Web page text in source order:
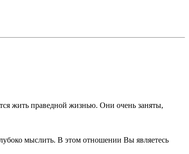
жить праведной жизнью. Они очень заняты,
мыслить. В этом отношении Вы являетесь